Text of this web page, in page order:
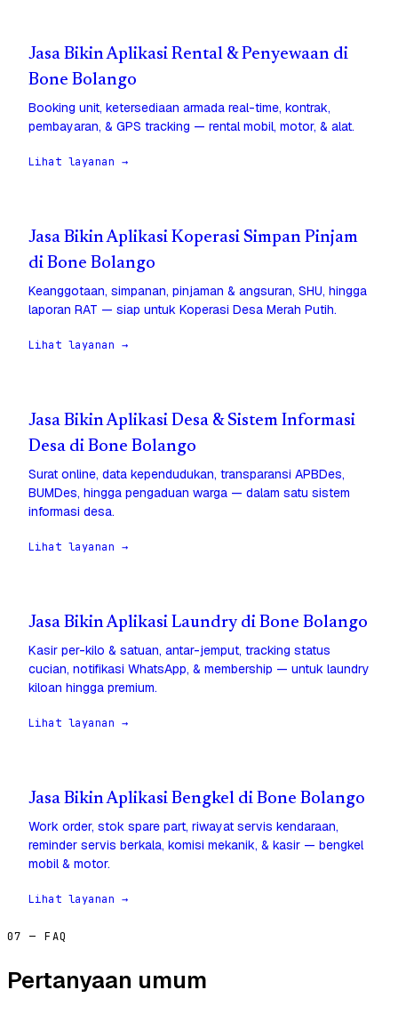
Jasa Bikin Aplikasi Rental & Penyewaan di
Bone Bolango
Booking unit, ketersediaan armada real-time, kontrak,
pembayaran, & GPS tracking — rental mobil, motor, & alat.
Lihat layanan →
Jasa Bikin Aplikasi Koperasi Simpan Pinjam
di Bone Bolango
Keanggotaan, simpanan, pinjaman & angsuran, SHU, hingga
laporan RAT — siap untuk Koperasi Desa Merah Putih.
Lihat layanan →
Jasa Bikin Aplikasi Desa & Sistem Informasi
Desa di Bone Bolango
Surat online, data kependudukan, transparansi APBDes,
BUMDes, hingga pengaduan warga — dalam satu sistem
informasi desa.
Lihat layanan →
Jasa Bikin Aplikasi Laundry di Bone Bolango
Kasir per-kilo & satuan, antar-jemput, tracking status
cucian, notifikasi WhatsApp, & membership — untuk laundry
kiloan hingga premium.
Lihat layanan →
Jasa Bikin Aplikasi Bengkel di Bone Bolango
Work order, stok spare part, riwayat servis kendaraan,
reminder servis berkala, komisi mekanik, & kasir — bengkel
mobil & motor.
Lihat layanan →
07 — FAQ
Pertanyaan umum